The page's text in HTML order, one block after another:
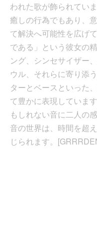
われた歌が飾られてい
癒しの行為でもあり、
て解決へ可能性を広げ
である」という彼女の
ング、シンセサイザー
ウル、それらに寄り添
ターとベースといった
て豊かに表現していま
もしれない音に二人の
音の世界は、時間を超
じられます。